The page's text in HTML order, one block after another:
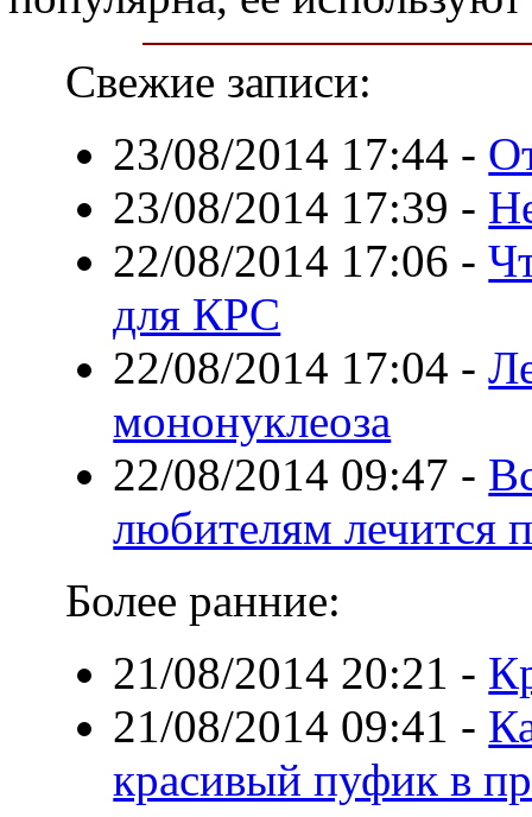
Свежие записи:
23/08/2014 17:44 -
23/08/2014 17:39 -
22/08/2014 17:06 -
для КРС
22/08/2014 17:04 -
мононуклеоза
22/08/2014 09:47 -
любителям лечится
Более ранние:
21/08/2014 20:21 -
21/08/2014 09:41 -
красивый пуфик в